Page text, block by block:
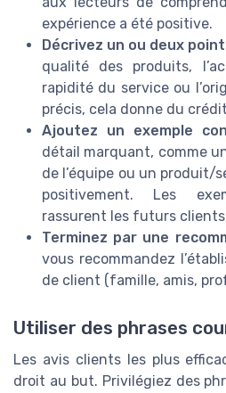
expérience a été positive.
Décrivez un ou deux
qualité des produits,
rapidité du service ou
précis, cela donne du
Ajoutez un exemple
détail marquant, comme
de l’équipe ou un produit/
positivement. Les
rassurent les futurs
Terminez par une
vous recommandez
de client (famille, amis,
Utiliser des phrases
Les avis clients les plus
droit au but. Privilégiez des